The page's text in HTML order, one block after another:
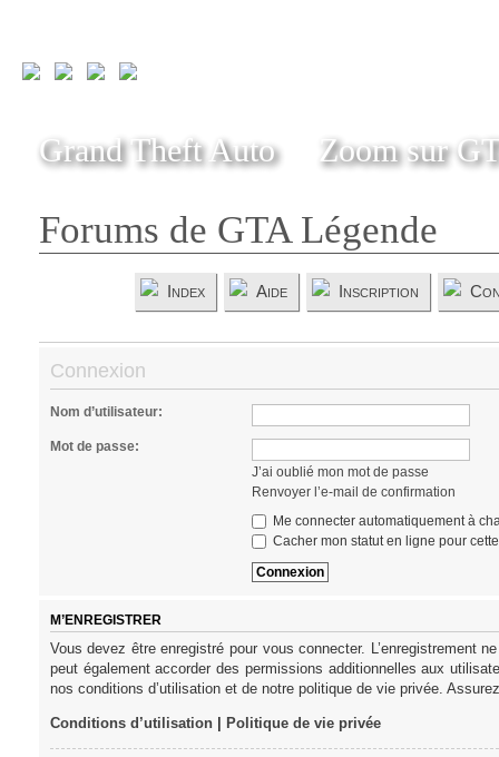
Grand Theft Auto Zoom sur
Forums de GTA Légende
Index Aide Inscription
Connexion
Nom d’utilisateur:
Mot de passe:
J’ai oublié mon mot de passe
Renvoyer l’e-mail de confirmation
Me connecter automatiquement à
Cacher mon statut en ligne pour
M’ENREGISTRER
Vous devez être enregistré pour vous connecter. L’enregistrement
peut également accorder des permissions additionnelles aux
nos conditions d’utilisation et de notre politique de vie privée.
Conditions d’utilisation| Politique de vie privée